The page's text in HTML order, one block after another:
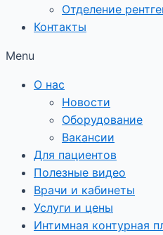
Отделение
Контакты
Menu
О нас
Новости
Оборудование
Вакансии
Для пациентов
Полезные видео
Врачи и кабинеты
Услуги и цены
Интимная контурная